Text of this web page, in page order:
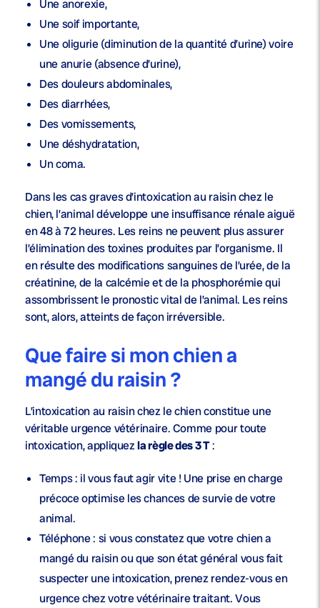
Une anorexie,
Une soif importante,
Une oligurie (diminution de la quantité d’urine) voire
une anurie (absence d’urine),
Des douleurs abdominales,
Des diarrhées,
Des vomissements,
Une déshydratation,
Un coma.
Dans les cas graves d’intoxication au raisin chez le
chien, l’animal développe une insuffisance rénale aiguë
en 48 à 72 heures. Les reins ne peuvent plus assurer
l’élimination des toxines produites par l’organisme. Il
en résulte des modifications sanguines de l’urée, de la
créatinine, de la calcémie et de la phosphorémie qui
assombrissent le pronostic vital de l’animal. Les reins
sont, alors, atteints de façon irréversible.
Que faire si mon chien a
mangé du raisin ?
L’intoxication au raisin chez le chien constitue une
véritable urgence vétérinaire. Comme pour toute
intoxication, appliquezla règle des 3 T:
Temps : il vous faut agir vite ! Une prise en charge
précoce optimise les chances de survie de votre
animal.
Téléphone : si vous constatez que votre chien a
mangé du raisin ou que son état général vous fait
suspecter une intoxication, prenez rendez-vous en
urgence chez votre vétérinaire traitant. Vous